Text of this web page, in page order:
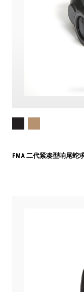
FMA 二代紧凑型响尾蛇